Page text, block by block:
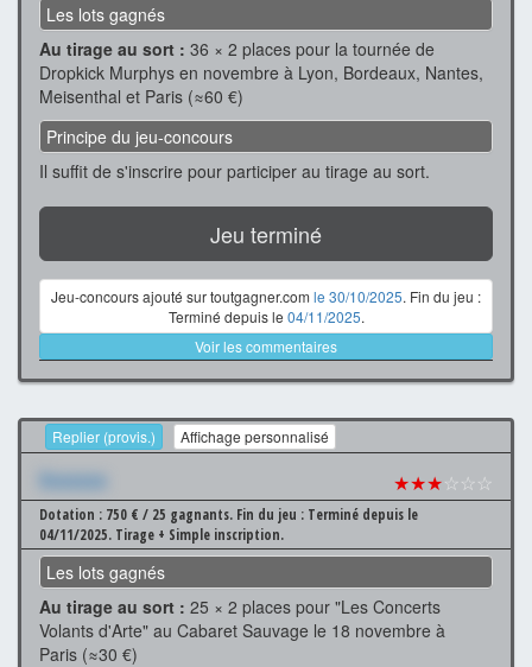
Les lots gagnés
Au tirage au sort : 36 × 2 places pour la tournée de
Dropkick Murphys en novembre à Lyon, Bordeaux, Nantes,
Meisenthal et Paris (≈60 €)
Principe du jeu-concours
Il suffit de s'inscrire pour participer au tirage au sort.
Jeu terminé
Jeu-concours ajouté sur toutgagner.com le 30/10/2025. Fin du jeu :
Terminé depuis le 04/11/2025.
Voir les commentaires
Replier (provis.) Affichage personnalisé
Xxxxxxx ★★★☆☆☆
Dotation : 750 € / 25 gagnants. Fin du jeu : Terminé depuis le
04/11/2025. Tirage + Simple inscription.
Les lots gagnés
Au tirage au sort : 25 × 2 places pour "Les Concerts
Volants d'Arte" au Cabaret Sauvage le 18 novembre à
Paris (≈30 €)